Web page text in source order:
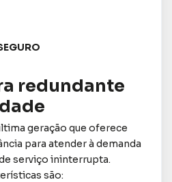
redundante
geração que oferece
para atender à demanda
serviço ininterrupta.
são: